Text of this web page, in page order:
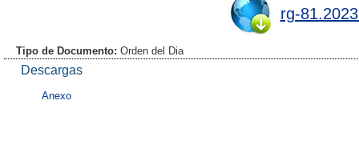
rg-
Tipo de Documento: Orden del Dia
Descargas
Anexo